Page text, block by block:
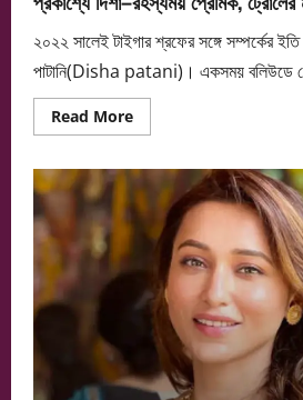
২০২২ সালেই টাইগার শ্রফের সঙ্গে সম্পর্কের ইতি
পাটানি(Disha patani)। একসময় বলিউডে যে
Read MoreRead
more
দিশা–
রহস্যময়
প্রেমিক,
ট্রোলের
মুখে
অভিনেত্রী